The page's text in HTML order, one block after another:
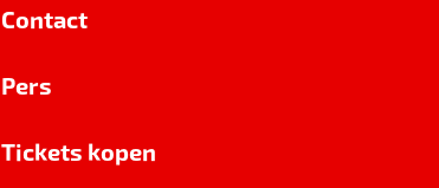
Contact
Pers
Tickets kopen